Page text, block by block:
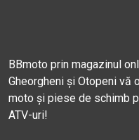
BBmoto prin magazinul
Gheorgheni și Otopeni vă
moto și piese de schimb
ATV-uri!